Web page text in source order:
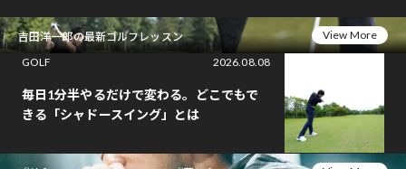
吉田洋一郎の最新ゴルフレッスン
View More
GOLF
2026.08.08
毎日1分半やるだけで変わる。どこでもで
きる「シャドースイング」とは